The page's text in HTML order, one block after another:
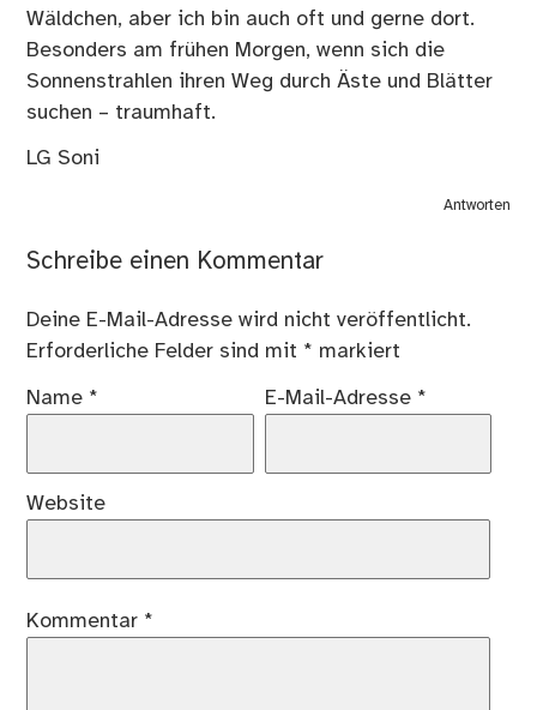
Wäldchen, aber ich bin auch oft und gerne dort.
Besonders am frühen Morgen, wenn sich die
Sonnenstrahlen ihren Weg durch Äste und Blätter
suchen – traumhaft.
LG Soni
Antworten
Schreibe einen Kommentar
Deine E-Mail-Adresse wird nicht veröffentlicht.
Erforderliche Felder sind mit * markiert
Name * E-Mail-Adresse *
Website
Kommentar *